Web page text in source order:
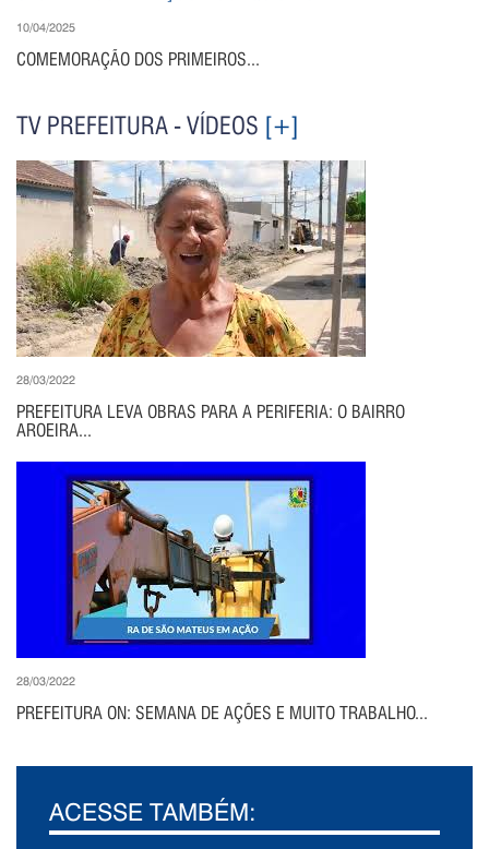
10/04/2025
COMEMORAÇÃO DOS PRIMEIROS...
TV PREFEITURA - VÍDEOS [+]
28/03/2022
PREFEITURA LEVA OBRAS PARA A PERIFERIA: O BAIRRO
AROEIRA...
28/03/2022
PREFEITURA ON: SEMANA DE AÇÕES E MUITO TRABALHO...
ACESSE TAMBÉM: